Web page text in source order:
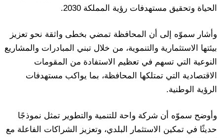
الحياة وتحقيق مستهدفات رؤية المملكة 2030.
وأشار سموّه إلى أن المحافظة تمضي بخطى واثقة نحو تعزيز
بيئتها الاستثمارية والتنموية، من خلال تبني المبادرات والمشاريع
النوعية التي تسهم في تعظيم الاستفادة من المقومات
الاقتصادية التي تمتلكها المحافظة، بما يواكب مستهدفات
الرؤية الوطنية.
وأوضح سموّه أن شركة واحة للتنمية والتطوير تمثل نموذجًا
حديثًا في تمكين الاستثمار البلدي، وتعزيز الشراكات الفاعلة مع